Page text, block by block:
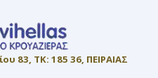
83, ΤΚ: 185 36, ΠΕΙΡΑΙΑΣ